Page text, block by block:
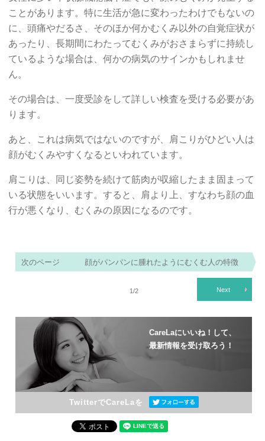
ことがあります。特に生活が急に変わったわけでもないの
に、頭痛やだるさ、そのほか何かむくみ以外の自覚症状が
あったり、長期間にわたってむくみがおさまらずに持続し
ているような場合は、何かの病気のサインかもしれませ
ん。
その場合は、一度受診をして詳しい検査を受ける必要があ
ります。
あと、これは病気ではないのですが、肩こりがひどい人は
顔がむくみやすくなるといわれています。
肩こりは、同じ姿勢を続けて筋肉が収縮したまま固まって
いる状態をいいます。すると、肩より上、すなわち顔の血
行が悪くなり、むくみの原因になるのです。
次のページ 顔がパンパンに腫れたようにむくむ人の特徴
Next
1/2
CareLaにいいね！して、
最新情報を受け取ろう！
TwitterでCareLaを